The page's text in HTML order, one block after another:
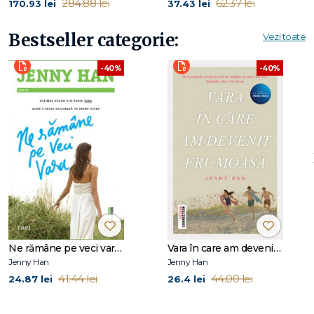
hârtie, care a stat 15 săptămâni pe lista de bestseller New
170.93 lei 284.88 lei 37.43 lei 62.37 lei
Bestseller categorie: Vezi toate
-40%
Ne rămâne pe veci vara (seria Vara, vol. 3)
Jenny Han
24.87 lei 41.44 lei
-40%
Vara în care am devenit frumoasă (seria Vara, vol. 1)
Jenny Han
26.4 lei 44.00 lei